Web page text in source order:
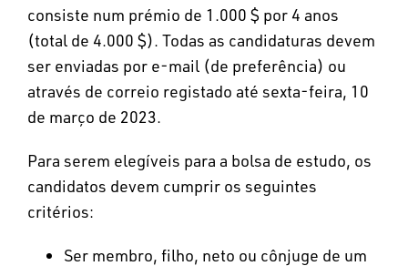
consiste num prémio de 1.000 $ por 4 anos
(total de 4.000 $). Todas as candidaturas devem
ser enviadas por e-mail (de preferência) ou
através de correio registado até sexta-feira, 10
de março de 2023.
Para serem elegíveis para a bolsa de estudo, os
candidatos devem cumprir os seguintes
critérios:
Ser membro, filho, neto ou cônjuge de um